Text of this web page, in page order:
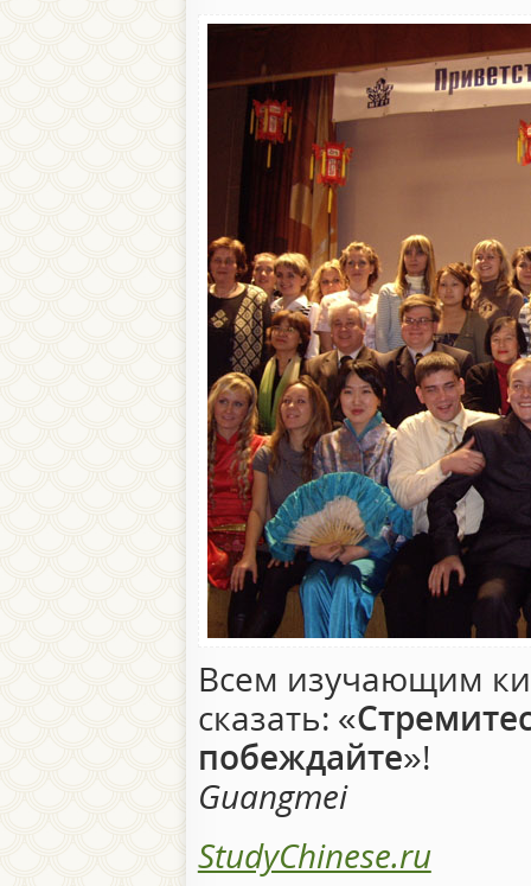
Всем изучающим
сказать: «
побеждайте»!
Guangmei
StudyChinese.ru